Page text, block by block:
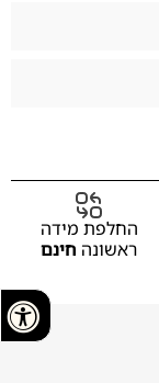
החלפת מידה
ראשונה חינם